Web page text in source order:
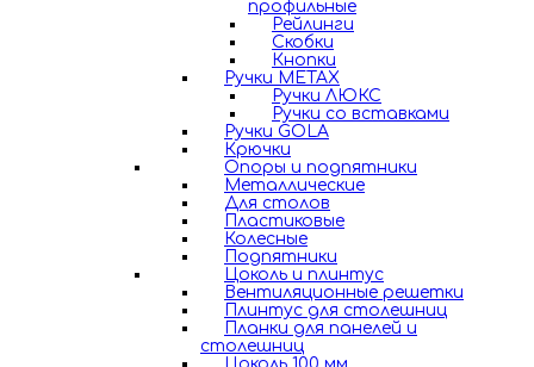
профильные
Рейлинги
Скобки
Кнопки
Ручки METAX
Ручки ЛЮКС
Ручки со вставками
Ручки GOLA
Крючки
Опоры и подпятники
Металлические
Для столов
Пластиковые
Колесные
Подпятники
Цоколь и плинтус
Вентиляционные решетки
Плинтус для столешниц
Планки для панелей и
столешниц